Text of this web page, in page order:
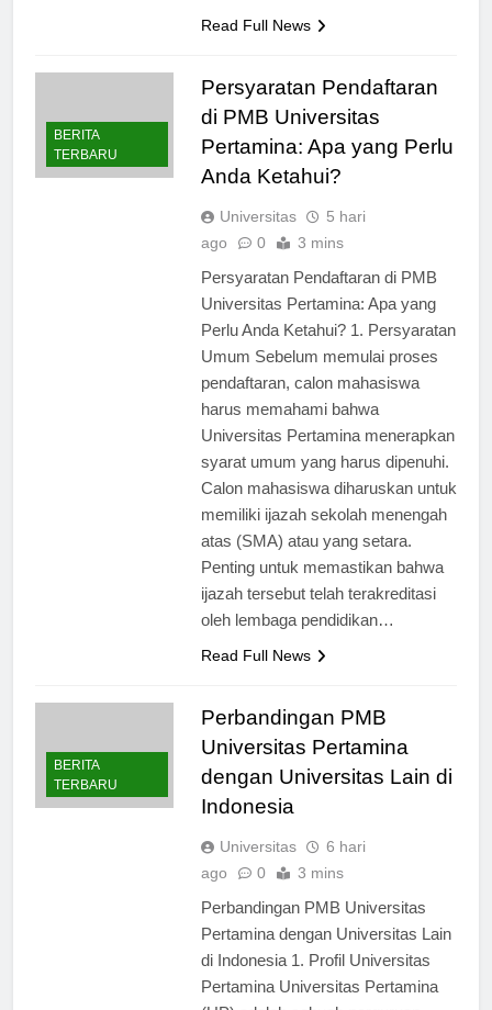
BERITA
Persyaratan Pendaftaran
di PMB Universitas
Pertamina: Apa yang Perlu
Universitas
5 hari
Persyaratan Pendaftaran di PMB
Universitas Pertamina: Apa yang
Perlu Anda Ketahui? 1. Persyaratan
Umum Sebelum memulai proses
pendaftaran, calon mahasiswa
harus memahami bahwa
Universitas Pertamina menerapkan
syarat umum yang harus dipenuhi.
Calon mahasiswa diharuskan untuk
memiliki ijazah sekolah menengah
atas (SMA) atau yang setara.
Penting untuk memastikan bahwa
ijazah tersebut telah terakreditasi
BERITA
Perbandingan PMB
Universitas Pertamina
dengan Universitas Lain di
Universitas
6 hari
Perbandingan PMB Universitas
Pertamina dengan Universitas Lain
di Indonesia 1. Profil Universitas
Pertamina Universitas Pertamina